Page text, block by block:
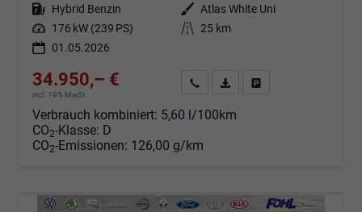
Kraftstoff Hybrid Benzin Außenfarbe Atlas White Uni
Leistung 176 kW (239 PS) Kilometerstand 25 km
01.05.2026
34.950,– €
incl. 19% MwSt.
Angebot anfordern
Fahrzeugexpose (PDF)
Verbrauch kombiniert: 5,60 l/100km
CO2-Klasse: D
CO2-Emissionen: 126,00 g/km